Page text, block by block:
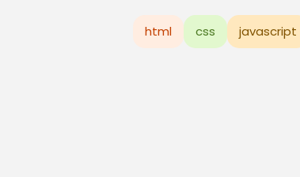
html css javascript